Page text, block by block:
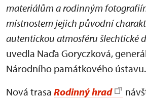
materiálům a rodinným
místnostem jejich původní
autentickou atmosféru šlechtické
uvedla Naďa Goryczková,
Národního památkového ústavu.
Nová trasa Rodinný hrad